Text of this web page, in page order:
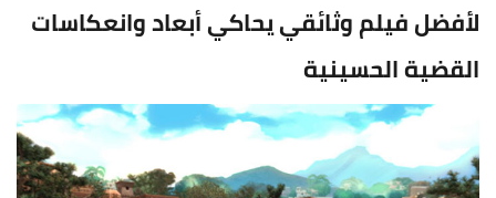
لأفضل فيلم وثائقي يحاكي أبعاد وانعكاسات
القضية الحسينية